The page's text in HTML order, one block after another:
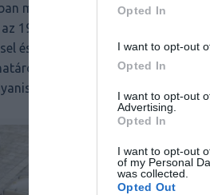
Opted In
I want to opt-out
Opted In
I want to opt-out
Advertising.
Opted In
I want to opt-out
of my Personal
was collected.
Opted Out
minden egyes kapható
1960-as R360 miniautó előtt
és bordó tetővel készült, így az
meg. Mind közül
egyedül ennél nem csak a